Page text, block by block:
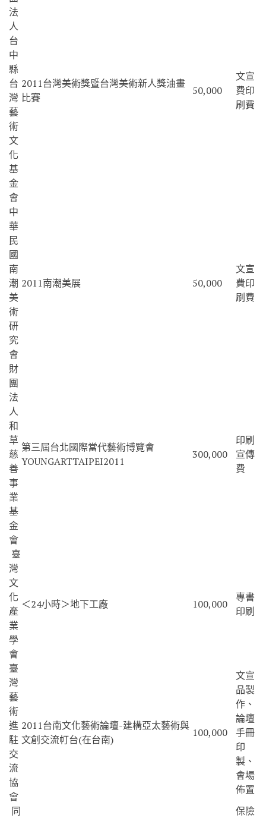
法
人
台
中
縣
台
灣
藝
術
文
化
基
金
會
2011台灣美術獎暨台灣美術新人獎油畫
比賽
50,000
文宣
費印
刷費
中
華
民
國
南
潮
美
術
研
究
會
2011南潮美展 50,000
文宣
費印
刷費
財
團
法
人
和
草
慈
善
事
業
基
金
會
第三屆台北國際當代藝術博覽會
YOUNGARTTAIPEI2011
300,000
印刷
宣傳
費
臺
灣
文
化
產
業
學
會
＜24小時＞地下工廠 100,000
專書
印刷
臺
灣
藝
術
進
駐
交
流
協
會
2011台南文化藝術論壇-建構亞太藝術與
文創交流帄台(在台南)
100,000
文宣
品製
作、
論壇
手冊
印
製、
會場
佈置
同
保險